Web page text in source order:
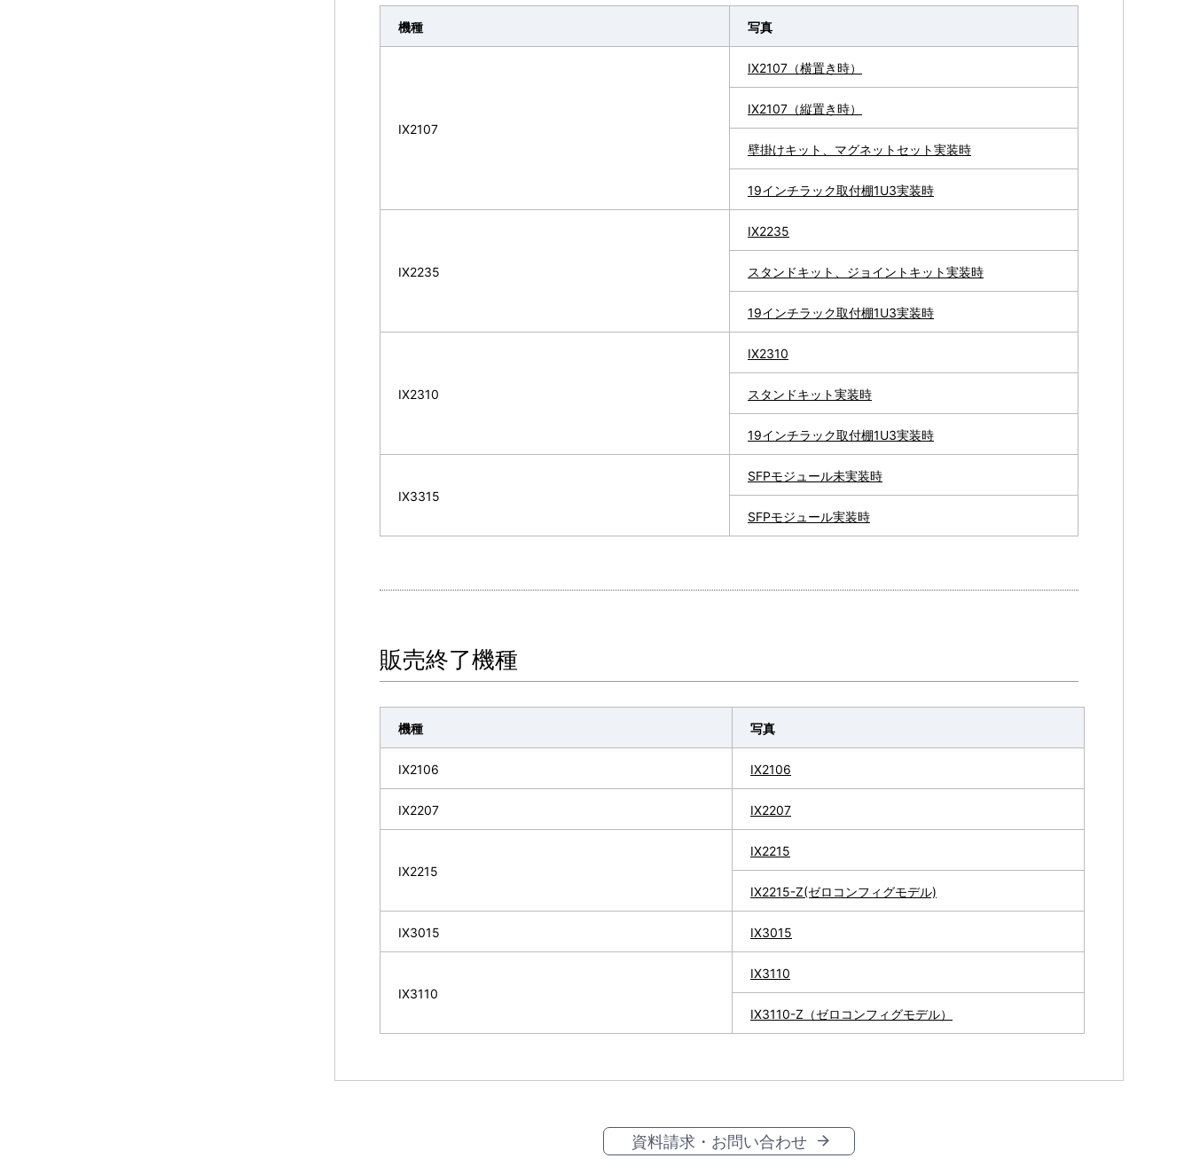
機種 写真
IX2107
IX2107（横置き時）
IX2107（縦置き時）
壁掛けキット、マグネットセット実装時
19インチラック取付棚1U3実装時
IX2235
IX2235
スタンドキット、ジョイントキット実装時
19インチラック取付棚1U3実装時
IX2310
IX2310
スタンドキット実装時
19インチラック取付棚1U3実装時
IX3315
SFPモジュール未実装時
SFPモジュール実装時
販売終了機種
機種 写真
IX2106 IX2106
IX2207 IX2207
IX2215
IX2215
IX2215-Z(ゼロコンフィグモデル)
IX3015 IX3015
IX3110
IX3110
IX3110-Z（ゼロコンフィグモデル）
資料請求・お問い合わせ